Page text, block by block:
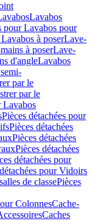
Lavabos
pour Lavabos pour
à poserLave-
à poserLave-
d'angleLavabos
par le
par le
Lavabos
Pièces détachées pour
Pièces détachées
Pièces détachées
Pièces détachées
détachées pour
pour Vidoirs
de classePièces
ColonnesCache-
Caches